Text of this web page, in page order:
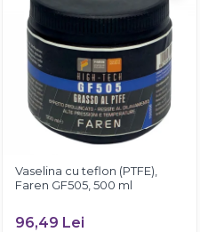
Vaselina cu teflon (PTFE),
Faren GF505, 500 ml
96,49 Lei